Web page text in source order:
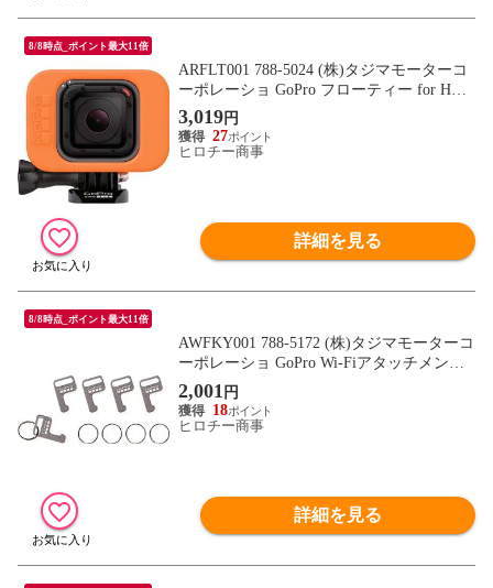
8/8時点_ポイント最大11倍
ARFLT001 788-5024 (株)タジマモーターコ
ーポレーショ GoPro フローティー for HER
O4 Session
3,019円
27
ヒロチー商事
詳細を見る
8/8時点_ポイント最大11倍
AWFKY001 788-5172 (株)タジマモーターコ
ーポレーショ GoPro Wi-Fiアタッチメント
キー＆キーリング
2,001 円
18
ヒロチー商事
詳細を見る